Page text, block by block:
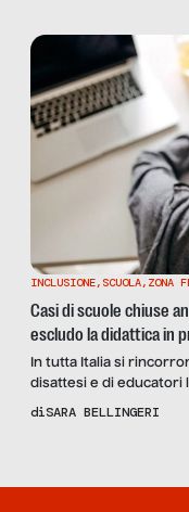
mestiere, competenze
INCLUSIONE, SCUOLA, ZONA
Casi di scuole chiuse
escludo la didattica in
In tutta Italia si
disattesi e di educatori
con disabilità e bisogni
diSARA BELLINGERI